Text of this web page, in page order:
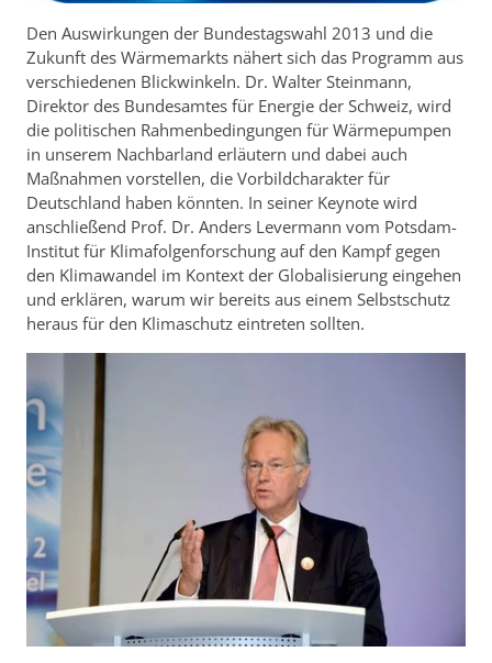
Den Auswirkungen der Bundestagswahl 2013 und die
Zukunft des Wärmemarkts nähert sich das Programm aus
verschiedenen Blickwinkeln. Dr. Walter Steinmann,
Direktor des Bundesamtes für Energie der Schweiz, wird
die politischen Rahmenbedingungen für Wärmepumpen
in unserem Nachbarland erläutern und dabei auch
Maßnahmen vorstellen, die Vorbildcharakter für
Deutschland haben könnten. In seiner Keynote wird
anschließend Prof. Dr. Anders Levermann vom Potsdam-
Institut für Klimafolgenforschung auf den Kampf gegen
den Klimawandel im Kontext der Globalisierung eingehen
und erklären, warum wir bereits aus einem Selbstschutz
heraus für den Klimaschutz eintreten sollten.